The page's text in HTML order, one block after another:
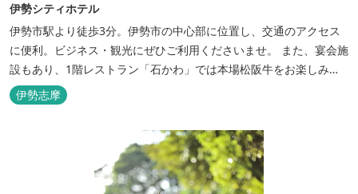
伊勢シティホテル
伊勢市駅より徒歩3分。伊勢市の中心部に位置し、交通のアクセス
に便利。ビジネス・観光にぜひご利用くださいませ。 また、宴会施
設もあり、1階レストラン「石かわ」では本場松阪牛をお楽しみい
ただけます。
伊勢志摩